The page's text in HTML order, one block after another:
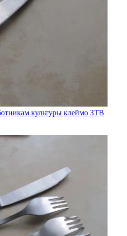
культуры клеймо ЗТВ